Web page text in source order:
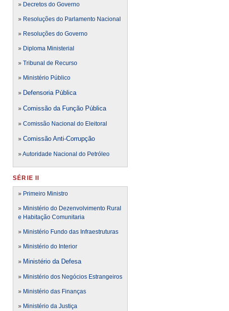
» Decretos do Governo
» Resoluções do Parlamento Nacional
» Resoluções do Governo
» Diploma Ministerial
» Tribunal de Recurso
» Ministério Público
» Defensoria Pública
» Comissão da Função Pública
» Comissão Nacional do Eleitoral
» Comissão Anti-Corrupção
» Autoridade Nacional do Petróleo
SÉRIE II
» Primeiro Ministro
» Ministério do Dezenvolvimento Rural
e Habitação Comunitaria
» Ministério Fundo das Infraestruturas
» Ministério do Interior
» Ministério da Defesa
» Ministério dos Negócios Estrangeiros
» Ministério das Finanças
» Ministério da Justiça